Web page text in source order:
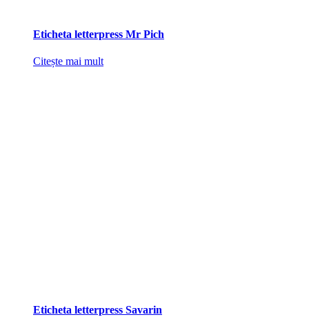
Eticheta letterpress Mr Pich
Citește mai mult
Eticheta letterpress Savarin